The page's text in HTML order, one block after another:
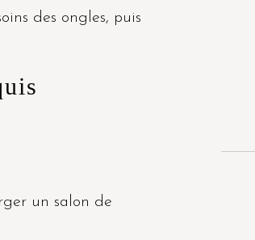
des ongles, puis
un salon de